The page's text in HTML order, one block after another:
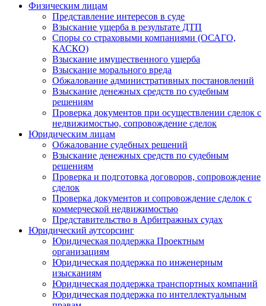
Физическим лицам
Представление интересов в суде
Взыскание ущерба в результате ДТП
Споры со страховыми компаниями (ОСАГО,
КАСКО)
Взыскание имущественного ущерба
Взыскание морального вреда
Обжалование административных постановлений
Взыскание денежных средств по судебным
решениям
Проверка документов при осуществлении сделок с
недвижимостью, сопровождение сделок
Юридическим лицам
Обжалование судебных решений
Взыскание денежных средств по судебным
решениям
Проверка и подготовка договоров, сопровождение
сделок
Проверка документов и сопровождение сделок с
коммерческой недвижимостью
Представительство в Арбитражных судах
Юридический аутсорсинг
Юридическая поддержка Проектным
организациям
Юридическая поддержка по инженерным
изысканиям
Юридическая поддержка транспортных компаний
Юридическая поддержка по интеллектуальным